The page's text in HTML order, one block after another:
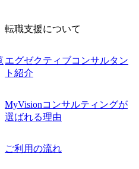
転職支援について
エグゼクティブコンサルタン
ト紹介
MyVisionコンサルティングが
選ばれる理由
ご利用の流れ